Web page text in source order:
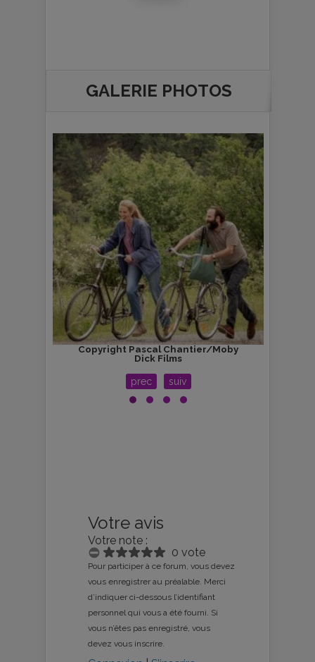
GALERIE PHOTOS
Copyright Pascal Chantier/Moby
Dick Films
prec suiv
Votre avis
Votre note :
0 vote
Pour participer à ce forum, vous devez
vous enregistrer au préalable. Merci
d’indiquer ci-dessous l’identifiant
personnel qui vous a été fourni. Si
vous n’êtes pas enregistré, vous
devez vous inscrire.